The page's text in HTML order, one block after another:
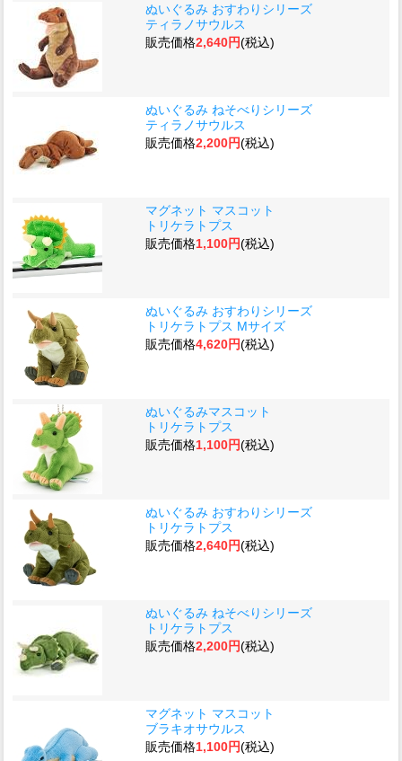
ぬいぐるみ おすわりシリーズ
ティラノサウルス
販売価格2,640円(税込)
ぬいぐるみ ねそべりシリーズ
ティラノサウルス
販売価格2,200円(税込)
マグネット マスコット
トリケラトプス
販売価格1,100円(税込)
ぬいぐるみ おすわりシリーズ
トリケラトプス Mサイズ
販売価格4,620円(税込)
ぬいぐるみマスコット
トリケラトプス
販売価格1,100円(税込)
ぬいぐるみ おすわりシリーズ
トリケラトプス
販売価格2,640円(税込)
ぬいぐるみ ねそべりシリーズ
トリケラトプス
販売価格2,200円(税込)
マグネット マスコット
ブラキオサウルス
販売価格1,100円(税込)